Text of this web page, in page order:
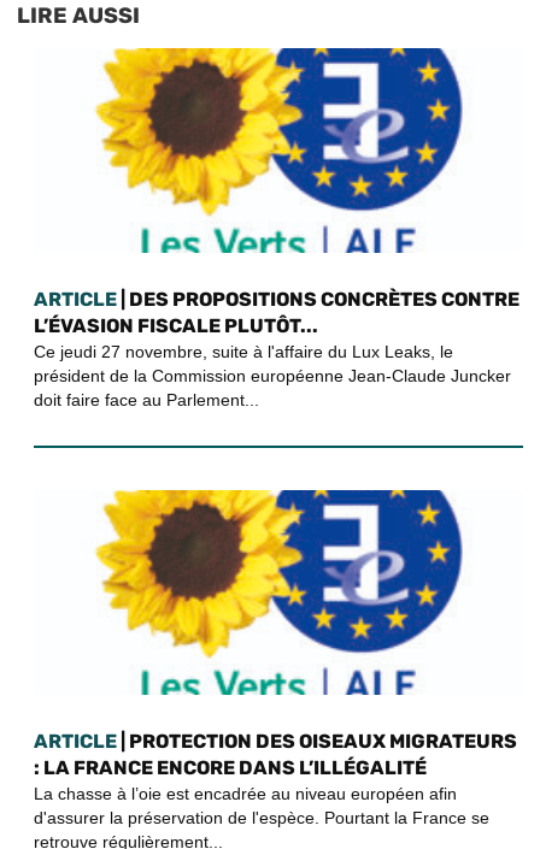
LIRE AUSSI
ARTICLE | DES PROPOSITIONS CONCRÈTES CONTRE
L’ÉVASION FISCALE PLUTÔT...
Ce jeudi 27 novembre, suite à l'affaire du Lux Leaks, le
président de la Commission européenne Jean-Claude Juncker
doit faire face au Parlement...
ARTICLE | PROTECTION DES OISEAUX MIGRATEURS
: LA FRANCE ENCORE DANS L’ILLÉGALITÉ
La chasse à l’oie est encadrée au niveau européen afin
d'assurer la préservation de l'espèce. Pourtant la France se
retrouve régulièrement...